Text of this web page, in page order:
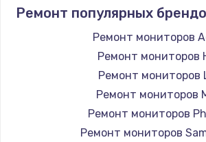
от 995 руб.
Замена системы
от 1500 руб.
Ремонт популярных
Ремонт мониторов
Ремонт мониторов
Ремонт мониторов
Ремонт мониторов
Ремонт мониторов
Ремонт мониторов